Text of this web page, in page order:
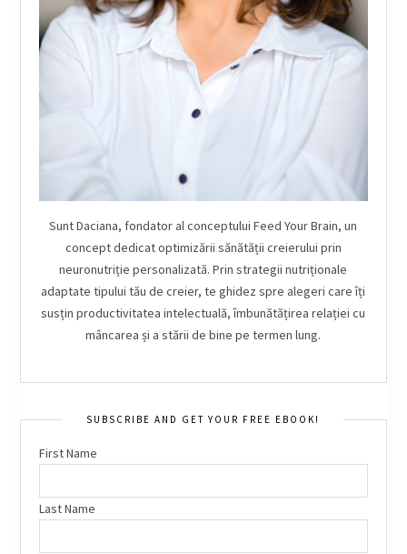
Sunt Daciana, fondator al conceptului Feed Your Brain, un
concept dedicat optimizării sănătății creierului prin
neuronutriție personalizată. Prin strategii nutriționale
adaptate tipului tău de creier, te ghidez spre alegeri care îți
susțin productivitatea intelectuală, îmbunătățirea relației cu
mâncarea și a stării de bine pe termen lung.
SUBSCRIBE AND GET YOUR FREE EBOOK!
First Name
Last Name